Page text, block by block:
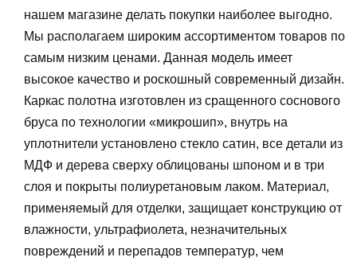
нашем магазине делать покупки наиболее выгодно.
Мы располагаем широким ассортиментом товаров по
самым низким ценами. Данная модель имеет
высокое качество и роскошный современный дизайн.
Каркас полотна изготовлен из сращенного соснового
бруса по технологии «микрошип», внутрь на
уплотнители установлено стекло сатин, все детали из
МДФ и дерева сверху облицованы шпоном и в три
слоя и покрыты полиуретановым лаком. Материал,
применяемый для отделки, защищает конструкцию от
влажности, ультрафиолета, незначительных
повреждений и перепадов температур, чем